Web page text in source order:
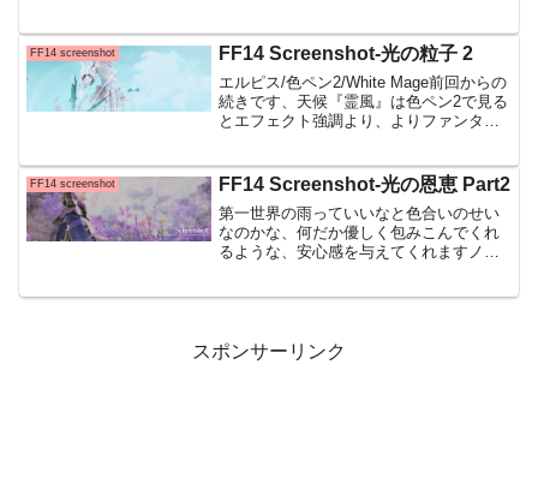
ありがとうございました！これからどう
ぞ...
FF14 screenshot FF14 Screenshot-光の粒子 2
エルピス/色ペン2/White Mage前回からの
続きです、天候『霊風』は色ペン2で見る
とエフェクト強調より、よりファンタジ
すSSを撮りすぎたのは、途中で『月』が
FF14 screenshot FF14 Screenshot-光の恩恵 Part2
第一世界の雨っていいなと色合いのせい
なのかな、何だか優しく包みこんでくれ
るような、安心感を与えてくれますノル
スポンサーリンク